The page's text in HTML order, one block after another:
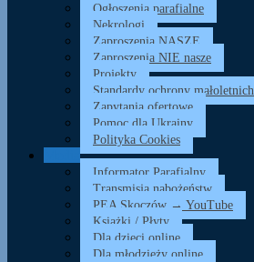
Ogłoszenia parafialne
Nekrologi
Zaproszenia NASZE
Zaproszenia NIE nasze
Projekty
Standardy ochrony małoletnich
Zapytania ofertowe
Pomoc dla Ukrainy
Polityka Cookies
Informator Parafialny
Transmisja nabożeństw
PEA Skoczów → YouTube
Książki / Płyty
Dla dzieci online
Dla młodzieży online